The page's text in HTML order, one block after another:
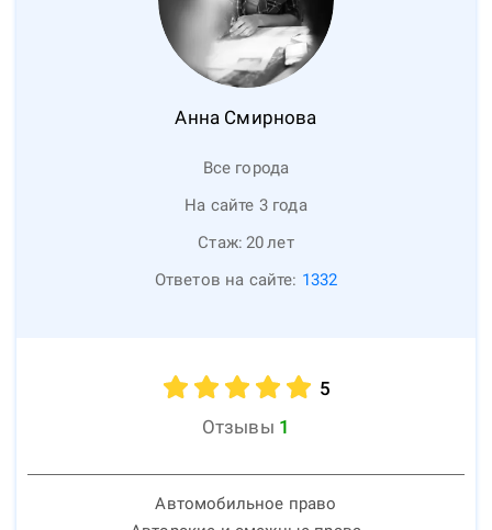
Анна Смирнова
Все города
На сайте 3 года
Стаж: 20лет
Ответов на сайте: 1332
5
Отзывы 1
Автомобильное право